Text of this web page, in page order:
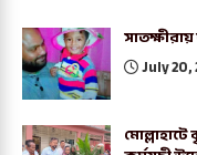
July 20,